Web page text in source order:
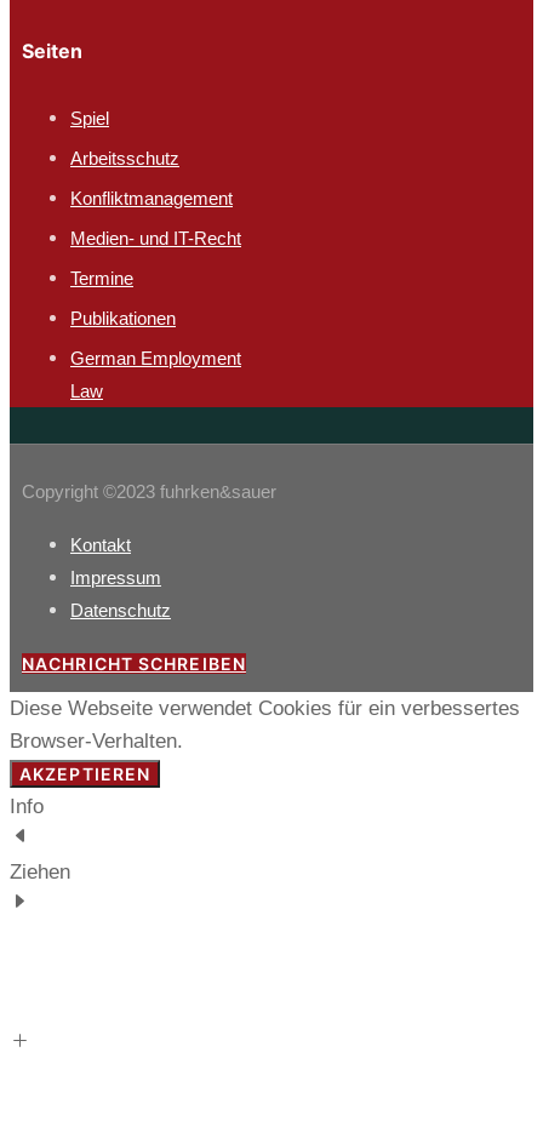
Seiten
Spiel
Arbeitsschutz​
Konfliktmanagement
Medien- und IT-Recht
Termine
Publikationen
German Employment
Law
Copyright ©2023 fuhrken&sauer
Kontakt
Impressum
Datenschutz
NACHRICHT SCHREIBEN
Diese Webseite verwendet Cookies für ein verbessertes
Browser-Verhalten.
AKZEPTIEREN
Info
Ziehen